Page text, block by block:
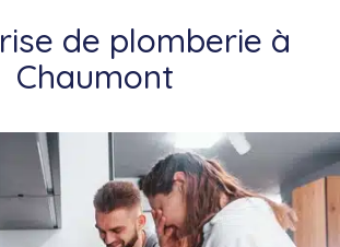
de plomberie à
Chaumont